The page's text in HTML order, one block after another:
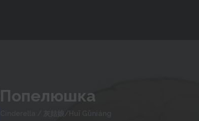
Попелюшка
灰姑娘/Huī Gūniáng